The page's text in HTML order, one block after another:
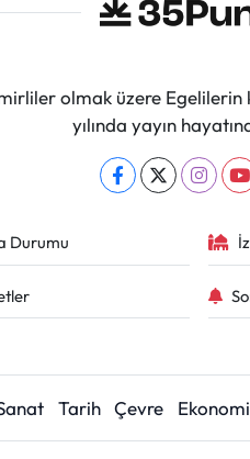
olmak üzere Egelilerin
yılında yayın
Durumu
Tarih Çevre Ekonomi